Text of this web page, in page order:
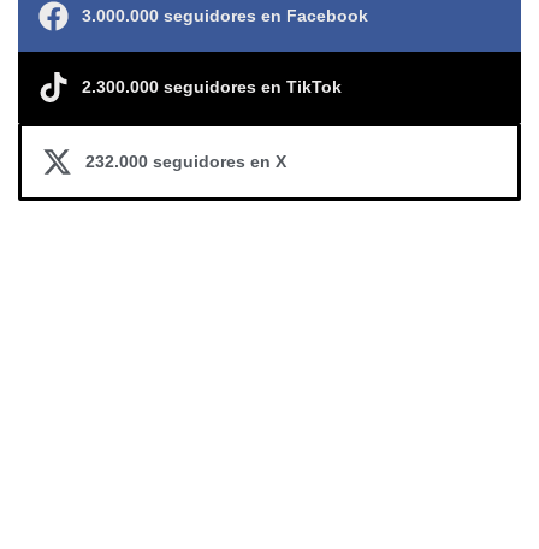
3.000.000 seguidores en Facebook
2.300.000 seguidores en TikTok
232.000 seguidores en X